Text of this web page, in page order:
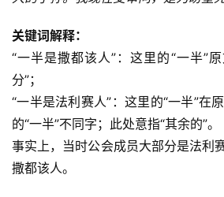
关键词解释：
“一半是撒都该人”：这里的“一半”
分”；
“一半是法利赛人”：这里的“一半”在
的“一半”不同字；此处意指“其余的”。
事实上，当时公会成员大部分是法利
撒都该人。